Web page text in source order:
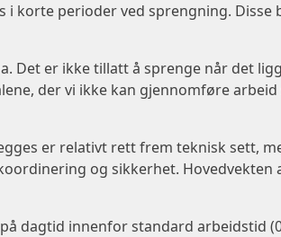
i korte perioder ved sprengning. Disse
Det er ikke tillatt å sprenge når det
der vi ikke kan gjennomføre
er relativt rett frem teknisk sett,
og sikkerhet. Hovedvekten
dagtid innenfor standard arbeidstid